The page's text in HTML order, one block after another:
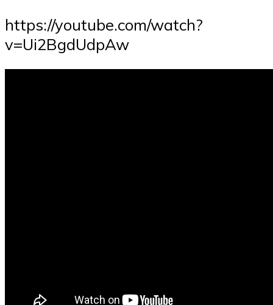
https://youtube.com/watch?
v=Ui2BgdUdpAw